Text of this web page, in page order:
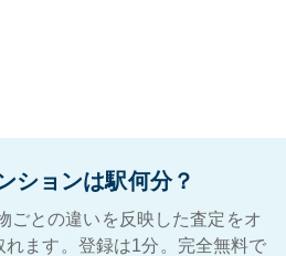
ションは駅何分？
ごとの違いを反映した査定をオ
れます。登録は1分。完全無料で